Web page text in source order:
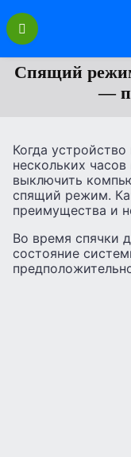
Перейти
содержанию
Спящий
—
Когда
нескольких
выключить
спящий режим.
преимущества и
Во время спячки
состояние